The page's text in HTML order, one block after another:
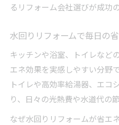
るリフォーム会社選びが成功
水回りリフォームで毎日の
キッチンや浴室、トイレなど
エネ効果を実感しやすい分野
トイレや高効率給湯器、エコ
り、日々の光熱費や水道代の
なぜ水回りリフォームが省エ